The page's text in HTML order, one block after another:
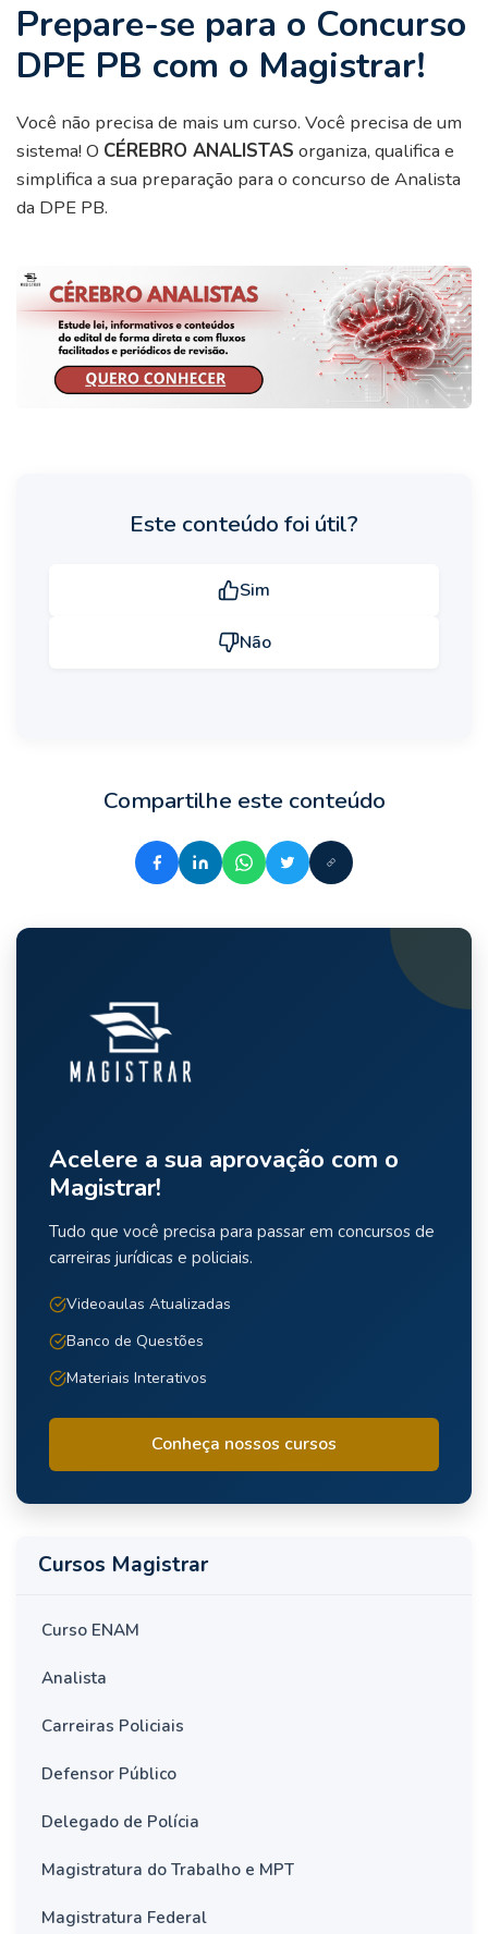
Prepare-se para o Concurso
DPE PB com o Magistrar!
Você não precisa de mais um curso. Você precisa de um
sistema! O CÉREBRO ANALISTAS organiza, qualifica e
simplifica a sua preparação para o concurso de Analista
da DPE PB.
Este conteúdo foi útil?
Sim
Não
Compartilhe este conteúdo
Acelere a sua aprovação com o
Magistrar!
Tudo que você precisa para passar em concursos de
carreiras jurídicas e policiais.
Videoaulas Atualizadas
Banco de Questões
Materiais Interativos
Conheça nossos cursos
Cursos Magistrar
Curso ENAM
Analista
Carreiras Policiais
Defensor Público
Delegado de Polícia
Magistratura do Trabalho e MPT
Magistratura Federal